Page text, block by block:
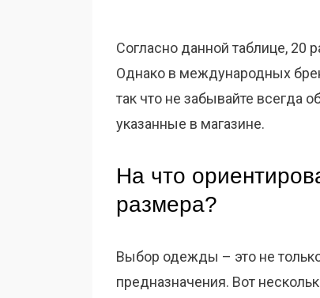
Согласно данной таблице, 20
Однако в международных
так что не забывайте всегда
указанные в магазине.
На что
размера?
Выбор одежды – это не
предназначения. Вот